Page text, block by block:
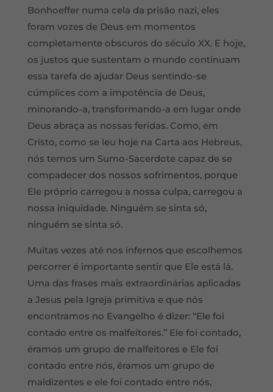
Bonhoeffer numa cela da prisão nazi, eles
foram vozes de Deus em momentos
completamente obscuros do século XX. E hoje,
os justos que sustentam o mundo continuam
essa tarefa de ajudar Deus sentindo-se
cúmplices com a impotência de Deus,
minorando-a, transformando-a em lugar onde
Deus abraça as nossas feridas. Como, em
Cristo, como se leu hoje na Carta aos Hebreus,
nós temos um Sumo-Sacerdote capaz de se
compadecer dos nossos sofrimentos, porque
Ele próprio carregou a nossa culpa, carregou a
nossa iniquidade. Ninguém se sinta só,
ninguém se sinta só.
Muitas vezes até nos infernos que escolhemos
percorrer é importante sentir que Ele está lá.
Uma das frases mais extraordinárias aplicadas
a Jesus pela Igreja primitiva e que nós
encontramos no Evangelho é dizer: “Ele foi
contado entre os malfeitores.” Ele foi contado,
éramos um grupo de malfeitores e Ele foi
contado entre nós, éramos um grupo de
maldizentes e ele foi contado entre nós,